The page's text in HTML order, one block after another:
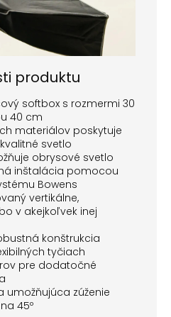
produktu
softbox s rozmermi 30
40 cm
materiálov poskytuje
svetlo
obrysové svetlo
inštalácia pomocou
Bowens
vertikálne,
v akejkoľvek inej
konštrukcia
tyčiach
pre dodatočné
umožňujúca zúženie
45º